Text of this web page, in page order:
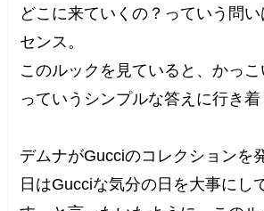
どこに来ていくの？っていう問
センス。
このルックを見ていると、かっ
っていうシンプルな答えに行き着
デムナがGucciのコレクションを
日はGucciな気分の日を大事にし